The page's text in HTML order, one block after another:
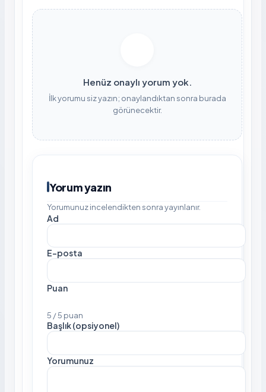
Henüz onaylı yorum yok.
İlk yorumu siz yazın; onaylandıktan sonra burada
görünecektir.
Yorum yazın
Yorumunuz incelendikten sonra yayınlanır.
Ad
E-posta
Puan
5 / 5 puan
Başlık (opsiyonel)
Yorumunuz